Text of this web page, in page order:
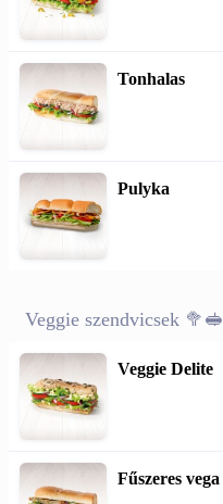
Tonhalas
Pulyka
Veggie szendvicsek 🥦🥪
Veggie Delite
Fűszeres vega